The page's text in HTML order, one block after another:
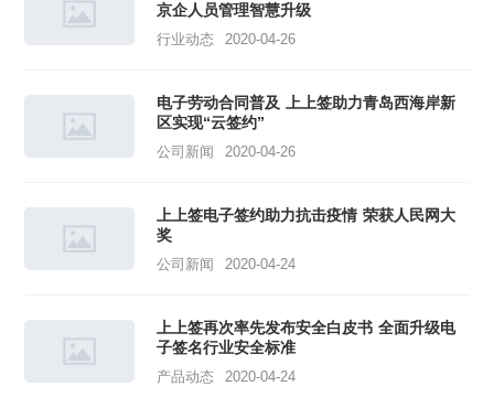
京企人员管理智慧升级
行业动态 2020-04-26
电子劳动合同普及 上上签助力青岛西海岸新
区实现“云签约”
公司新闻 2020-04-26
上上签电子签约助力抗击疫情 荣获人民网大
奖
公司新闻 2020-04-24
上上签再次率先发布安全白皮书 全面升级电
子签名行业安全标准
产品动态 2020-04-24